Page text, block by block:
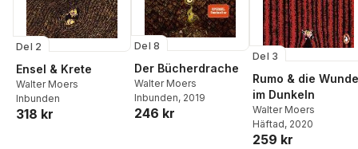
Del 2
Ensel & Krete
Walter Moers
Inbunden
318 kr
Del 8
Der Bücherdrache
Walter Moers
Inbunden, 2019
246 kr
Del 3
Rumo & die
im Dunkeln
Walter Moers
Häftad, 2020
259 kr